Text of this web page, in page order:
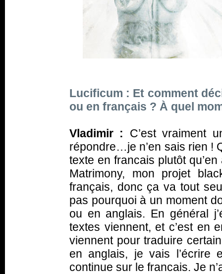
Lucificum : Et comment
ou en français ? À quel
Vladimir : C’est vraiment
répondre…je n’en sais rien !
texte en francais plutôt
Matrimony, mon projet
français, donc ça va tout
pas pourquoi à un moment
ou en anglais. En général
textes viennent, et c’est en
viennent pour traduire
en anglais, je vais l’écrire
continue sur le francais. Je